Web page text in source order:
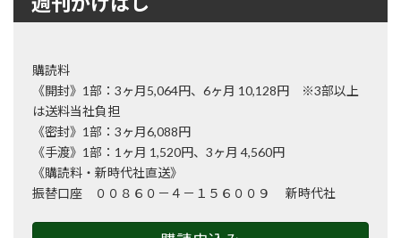
購読料
《開封》1部：3ヶ月5,064円、6ヶ月 10,128円 ※3部以上
は送料当社負担
《密封》1部：3ヶ月6,088円
《手渡》1部：1ヶ月 1,520円、3ヶ月 4,560円
《購読料・新時代社直送》
振替口座 ００８６０－４－１５６００９ 新時代社